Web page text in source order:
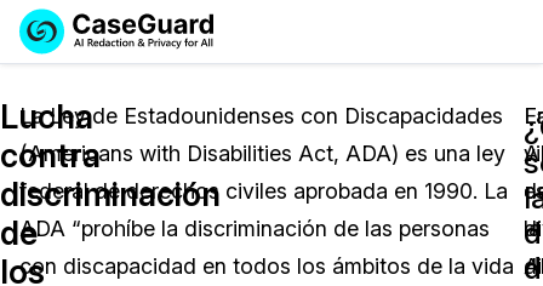
Licencia de CaseGuard Studio
Precios de Redacción a Pedido
Soluciones
Redacción de vídeos
Redacción de documentos
Industrias
Cuerpos Policiales
Precios
Demo
English
Español
Lucha
contra
discriminación
de
los
La Ley de Estadounidenses con Discapacidades
(Americans with Disabilities Act, ADA) es una ley
federal de derechos civiles aprobada en 1990. La
ADA “prohíbe la discriminación de las personas
con discapacidad en todos los ámbitos de la vida
la